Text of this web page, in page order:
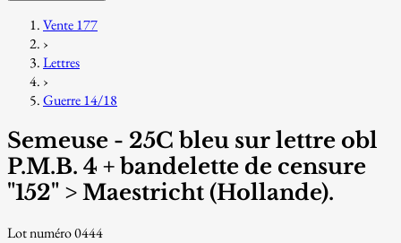
Vente 177
›
Lettres
›
Guerre 14/18
Semeuse - 25C bleu sur lettre obl
P.M.B. 4 + bandelette de censure
"152" > Maestricht (Hollande).
Lot numéro 0444